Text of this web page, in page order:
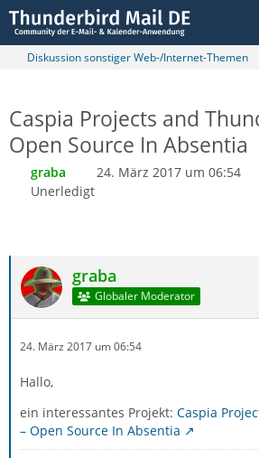
Diskussion sonstiger Web-/Internet-Themen
Caspia Projects and
Open Source In Absentia
graba 24. März 2017 um 06:54
Unerledigt
graba
Globaler Moderator
24. März 2017 um 06:54
Hallo,
ein interessantes Projekt: Caspia
– Open Source In Absentia